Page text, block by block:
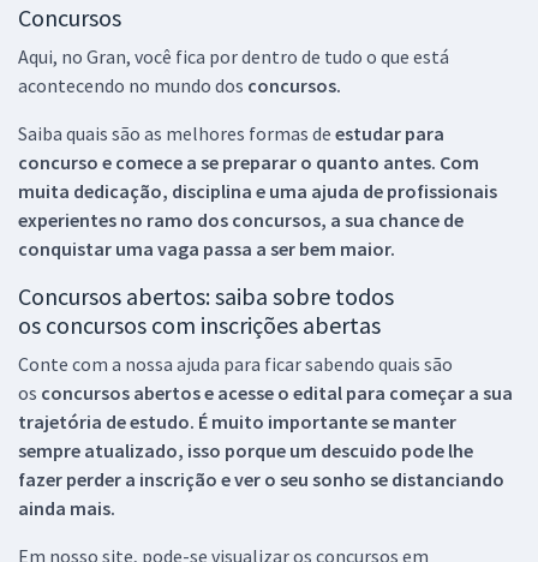
Concursos
Aqui, no Gran, você fica por dentro de tudo o que está
acontecendo no mundo dos concursos.
Saiba quais são as melhores formas de estudar para
concurso e comece a se preparar o quanto antes. Com
muita dedicação, disciplina e uma ajuda de profissionais
experientes no ramo dos concursos, a sua chance de
conquistar uma vaga passa a ser bem maior.
Concursos abertos: saiba sobre todos
os concursos com inscrições abertas
Conte com a nossa ajuda para ficar sabendo quais são
os concursos abertos e acesse o edital para começar a sua
trajetória de estudo. É muito importante se manter
sempre atualizado, isso porque um descuido pode lhe
fazer perder a inscrição e ver o seu sonho se distanciando
ainda mais.
Em nosso site, pode-se visualizar os concursos em